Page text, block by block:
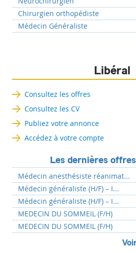
Chirurgien orthopédiste
Médecin Généraliste
Libéral
Consultez les offres
Consultez les CV
Publiez votre annonce
Accédez à votre compte
Les dernières
Médecin anesthésiste réanimat...
Médecin généraliste (H/F) – I...
Médecin généraliste (H/F) – I...
MEDECIN DU SOMMEIL (F/H)
MEDECIN DU SOMMEIL (F/H)